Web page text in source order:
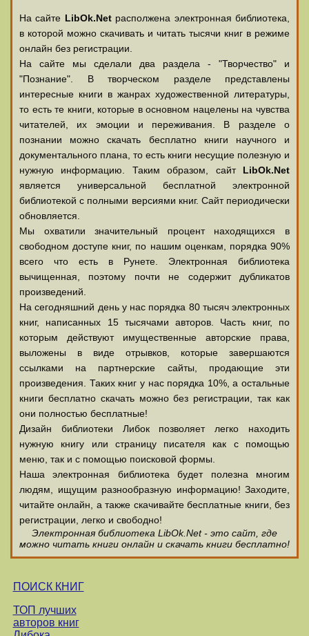
На сайте LibOk.Netрасполжена электронная библиотека,
в которой можно скачивать и читать тысячи книг в режиме
онлайн без регистрации.
На сайте мы сделали два раздела - "Творчество" и
"Познание". В творческом разделе представлены
интересные книги в жанрах художественной литературы,
то есть те книги, которые в основном нацелены на чувства
читателей, их эмоции и переживания. В разделе о
познании можно скачать бесплатно книги научного и
документального плана, то есть книги несущие полезную и
нужную информацию. Таким образом, сайт LibOk.Net
является универсальной бесплатной электронной
библиотекой с полными версиями книг. Сайт периодически
обновляется.
Мы охватили значительный процент находящихся в
свободном доступе книг, по нашим оценкам, порядка 90%
всего что есть в Рунете. Электронная библиотека
вычищенная, поэтому почти не содержит дубликатов
произведений.
На сегодняшний день у нас порядка 80 тысяч электронных
книг, написанных 15 тысячами авторов. Часть книг, по
которым действуют имущественные авторские права,
выложены в виде отрывков, которые завершаются
ссылками на партнерские сайты, продающие эти
произведения. Таких книг у нас порядка 10%, а остальные
книги бесплатно скачать можно без регистрации, так как
они полностью бесплатные!
Дизайн библиотеки Либок позволяет легко находить
нужную книгу или страницу писателя как с помощью
меню, так и с помощью поисковой формы.
Наша электронная библиотека будет полезна многим
людям, ищущим разнообразную информацию! Заходите,
читайте онлайн, а также скачивайте бесплатные книги, без
регистрации, легко и свободно!
Электронная библиотека LibOk.Net - это сайт, где
можно читать книги онлайн и скачать книги бесплатно!
ПОИСК КНИГ
ТОП лучших
авторов книг